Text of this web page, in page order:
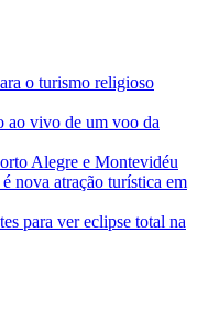
o turismo religioso
ao vivo de um voo da
Alegre e Montevidéu
nova atração turística em
para ver eclipse total na